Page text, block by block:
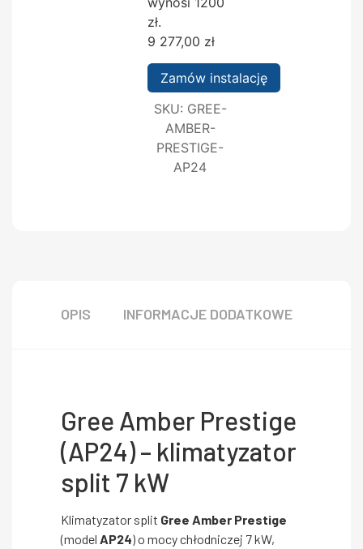
zł.
9 277,00 zł
Zamów instalację
SKU: GREE-
AMBER-
PRESTIGE-
AP24
OPIS INFORMACJE DODATKOWE
Gree Amber Prestige
(AP24) – klimatyzator
split 7 kW
Klimatyzator split Gree Amber Prestige
(model AP24) o mocy chłodniczej 7 kW,